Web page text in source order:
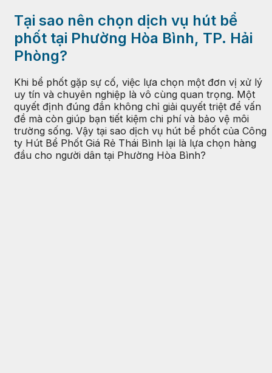
Tại sao nên chọn dịch vụ hút bể
phốt tại Phường Hòa Bình, TP. Hải
Phòng?
Khi bể phốt gặp sự cố, việc lựa chọn một đơn vị xử lý
uy tín và chuyên nghiệp là vô cùng quan trọng. Một
quyết định đúng đắn không chỉ giải quyết triệt để vấn
đề mà còn giúp bạn tiết kiệm chi phí và bảo vệ môi
trường sống. Vậy tại sao dịch vụ hút bể phốt của Công
ty Hút Bể Phốt Giá Rẻ Thái Bình lại là lựa chọn hàng
đầu cho người dân tại Phường Hòa Bình?